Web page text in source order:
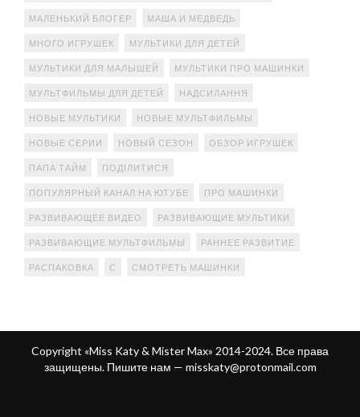
МАЛЕНЬКИЙ БЛОГЕР МАША И МЕДВЕДЬ
МНОГО ИГРУШЕК МУЛЬТИКИ ДЛЯ ДЕТЕЙ
МУЛЬТИКИ ДЛЯ МАЛЫШЕЙ МУЛЬТИКИ ПРО МАШИНКИ
МУЛЬТФИЛЬМЫ ДЛЯ ДЕТЕЙ НАДСИЛАННЯ
НОВЫЕ МУЛЬТИКИ НОВЫЕ МУЛЬТФИЛЬМЫ
НОВЫЕ СЕРИИ НОВЫЙ СЕЗОН ОБЗОР ИГРУШЕК
ПАПА ТАЙМ ПОДІЛИТИСЯ
ПОПУЛЯРНЫЙ КАНАЛ НА ЮТУБЕ ПРО МАШИНКИ
РАЗВИВАЮЩЕЕ ВИДЕО РАЗВИВАЮЩИЕ МУЛЬТИКИ
РАЗВИВАЮЩИЕ МУЛЬТФИЛЬМЫ РАННЕЕ РАЗВИТИЕ
РАСПАКОВКА С СМОТРЕТЬ МАШИНКИ
Copyright «Miss Katy & Mister Max» 2014-2024. Все права
защищены. Пишите нам — misskaty@protonmail.com